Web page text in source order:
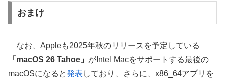
おまけ
なお、Appleも2025年秋のリリースを予定している
「macOS 26 Tahoe」 がIntel Macをサポートする最後の
macOSになると発表 しており、さらに、x86_64アプリを